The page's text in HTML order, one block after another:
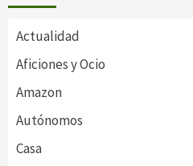
Actualidad
Aficiones y Ocio
Amazon
Autónomos
Casa